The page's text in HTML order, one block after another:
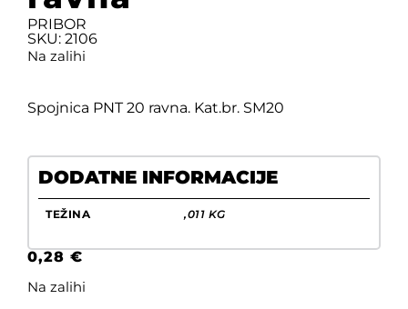
PRIBOR
SKU: 2106
Na zalihi
Spojnica PNT 20 ravna. Kat.br. SM20
DODATNE INFORMACIJE
TEŽINA ,011 KG
0,28 €
Na zalihi